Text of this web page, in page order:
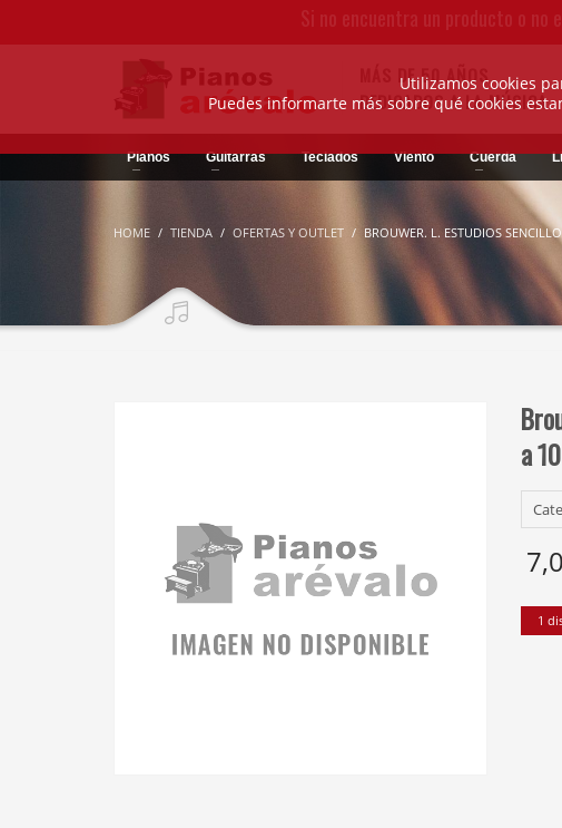
MÁS DE 50 AÑOS
DEDICADOS A LA MÚSICA
Pianos Guitarras Teclados Viento Cuerda
HOME TIENDA OFERTAS Y OUTLET BROUWER. L. ESTUDIOS
a 10
1
Si no encuentra un producto o no
Utilizamos cookies
Puedes informarte más sobre qué cookies